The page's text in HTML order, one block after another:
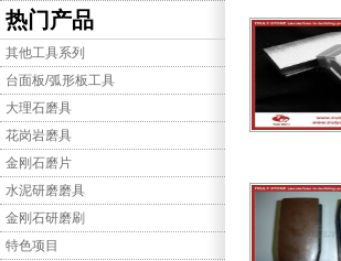
热门产品
其他工具系列
台面板/弧形板工具
大理石磨具
花岗岩磨具
金刚石磨片
水泥研磨磨具
金刚石研磨刷
特色项目